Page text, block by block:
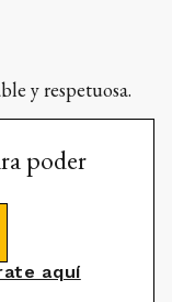
y respetuosa.
poder
aquí